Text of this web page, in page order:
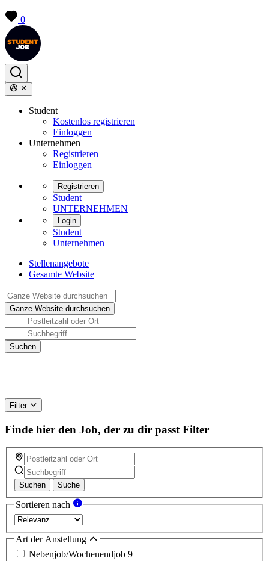
0
Student
Kostenlos registrieren
Einloggen
Unternehmen
Registrieren
Einloggen
Registrieren
Student
UNTERNEHMEN
Login
Student
Unternehmen
Stellenangebote
Gesamte Website
Filter
Finde hier den Job, der zu dir passt Filter
Suchen Suche
Sortieren nach
Art der Anstellung
Nebenjob/Wochenendjob 9